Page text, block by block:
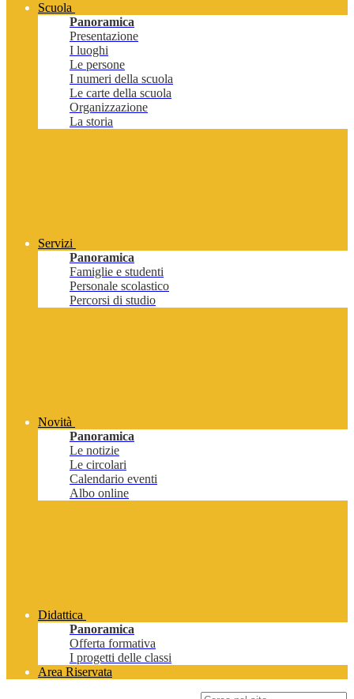
Scuola
Panoramica
Presentazione
I luoghi
Le persone
I numeri della scuola
Le carte della scuola
Organizzazione
La storia
Servizi
Panoramica
Famiglie e studenti
Personale scolastico
Percorsi di studio
Novità
Panoramica
Le notizie
Le circolari
Calendario eventi
Albo online
Didattica
Panoramica
Offerta formativa
I progetti delle classi
Area Riservata